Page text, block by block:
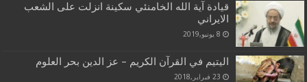
قيادة آية الله الخامنئي سكينة انزلت على الشعب
الايراني
8 يونيو,2019
اليتيم في القرآن الكريم – عز الدين بحر العلوم
23 فبراير,2018